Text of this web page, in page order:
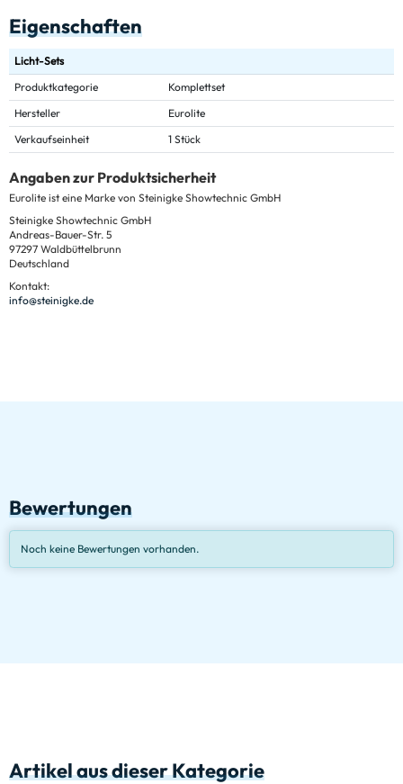
Eigenschaften
Licht-Sets
Produktkategorie
Komplettset
Hersteller
Eurolite
Verkaufseinheit
1 Stück
Angaben zur Produktsicherheit
Eurolite ist eine Marke von Steinigke Showtechnic GmbH
Steinigke Showtechnic GmbH
Andreas-Bauer-Str. 5
97297 Waldbüttelbrunn
Deutschland
Kontakt:
info@steinigke.de
Bewertungen
Noch keine Bewertungen vorhanden.
Artikel aus dieser Kategorie